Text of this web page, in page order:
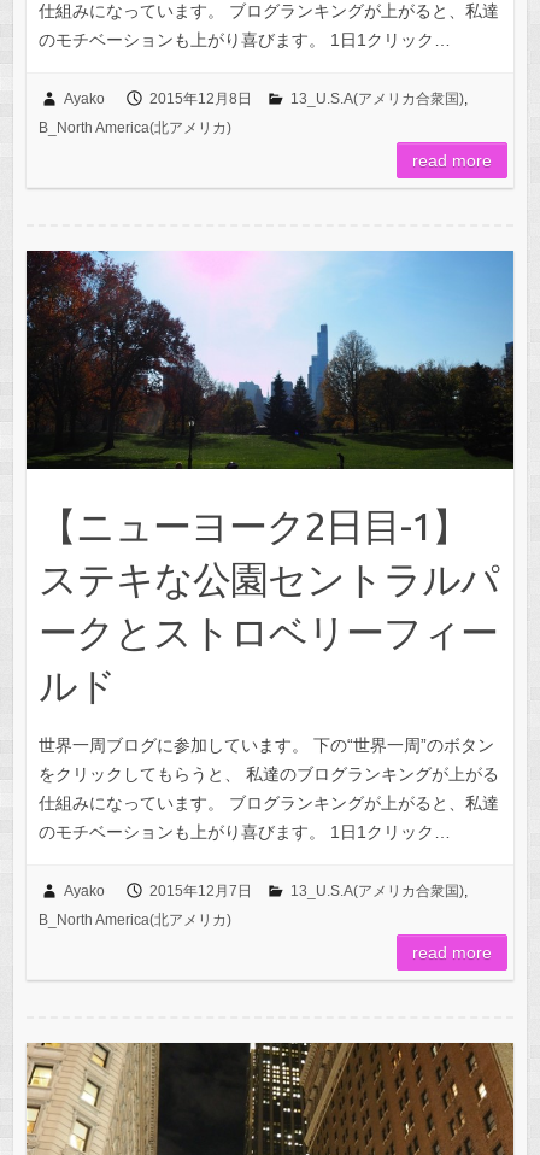
仕組みになっています。 ブログランキングが上がると、私達
のモチベーションも上がり喜びます。 1日1クリック…
Ayako 2015年12月8日 13_U.S.A(アメリカ合衆国),
B_North America(北アメリカ)
read more
【ニューヨーク2日目-1】
ステキな公園セントラルパ
ークとストロベリーフィー
ルド
世界一周ブログに参加しています。 下の“世界一周”のボタン
をクリックしてもらうと、 私達のブログランキングが上がる
仕組みになっています。 ブログランキングが上がると、私達
のモチベーションも上がり喜びます。 1日1クリック…
Ayako 2015年12月7日 13_U.S.A(アメリカ合衆国),
B_North America(北アメリカ)
read more